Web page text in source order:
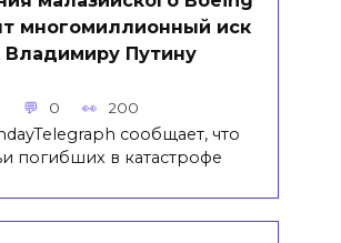
многомиллионный иск
Владимиру Путину
0 200
сообщает, что
погибших в катастрофе